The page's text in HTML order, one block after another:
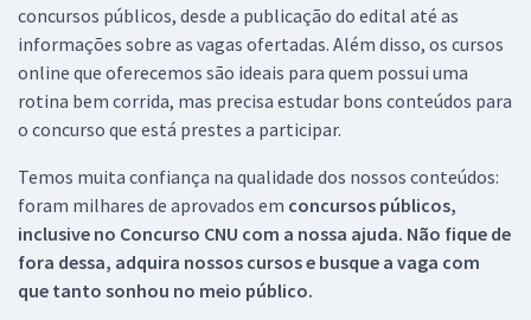
concursos públicos, desde a publicação do edital até as
informações sobre as vagas ofertadas. Além disso, os cursos
online que oferecemos são ideais para quem possui uma
rotina bem corrida, mas precisa estudar bons conteúdos para
o concurso que está prestes a participar.
Temos muita confiança na qualidade dos nossos conteúdos:
foram milhares de aprovados em concursos públicos,
inclusive no Concurso CNU com a nossa ajuda. Não fique de
fora dessa, adquira nossos cursos e busque a vaga com
que tanto sonhou no meio público.